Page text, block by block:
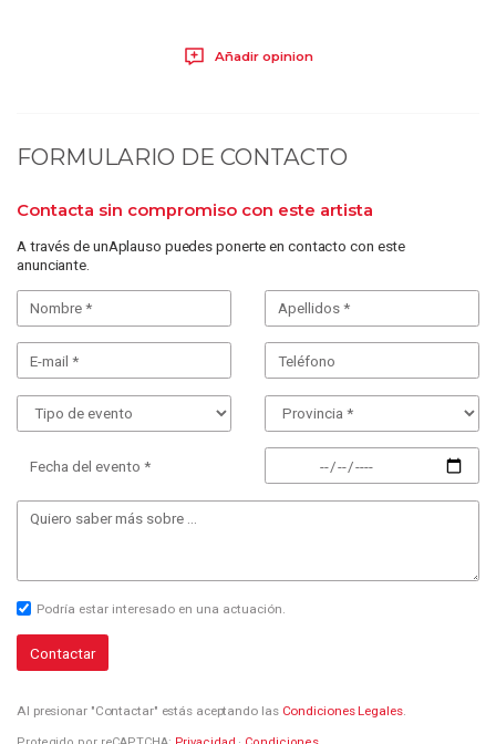
Añadir opinion
FORMULARIO DE CONTACTO
Contacta sin compromiso con este artista
A través de unAplauso puedes ponerte en contacto con este
anunciante.
Fecha del evento *
Podría estar interesado en una actuación.
Contactar
Al presionar "Contactar" estás aceptando las Condiciones Legales.